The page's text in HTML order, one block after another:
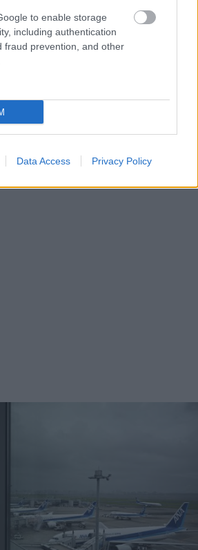
to enable storage
including authentication
fraud prevention, and other
Data Access Privacy Policy
var? Dīzeļdegviela
Latvijā atkal kļuvusi
dārgāka